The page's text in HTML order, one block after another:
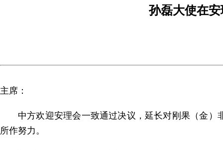
孙磊大使在
主席：
中方欢迎安理会一致通过决议，延长对刚果（金
所作努力。